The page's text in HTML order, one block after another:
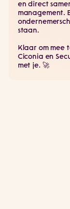
en direct
management.
staan.
Klaar om mee
Ciconia en
met je. 🚀